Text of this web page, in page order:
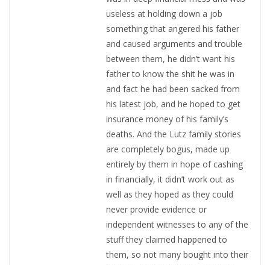
useless at holding down a job
something that angered his father
and caused arguments and trouble
between them, he didn’t want his
father to know the shit he was in
and fact he had been sacked from
his latest job, and he hoped to get
insurance money of his family’s
deaths. And the Lutz family stories
are completely bogus, made up
entirely by them in hope of cashing
in financially, it didn’t work out as
well as they hoped as they could
never provide evidence or
independent witnesses to any of the
stuff they claimed happened to
them, so not many bought into their